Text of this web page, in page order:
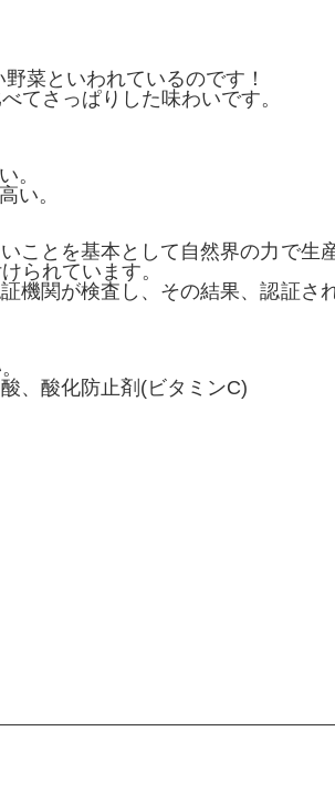
菜といわれているのです！
てさっぱりした味わいです。
。
い。
ことを基本として自然界の力で生
られています。
機関が検査し、その結果、認証さ
、酸化防止剤(ビタミンC)